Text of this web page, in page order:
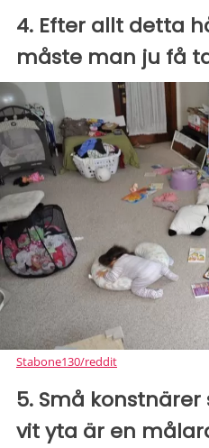
4. Efter allt detta
måste man ju få
Stabone130/reddit
5. Små
vit yta är en